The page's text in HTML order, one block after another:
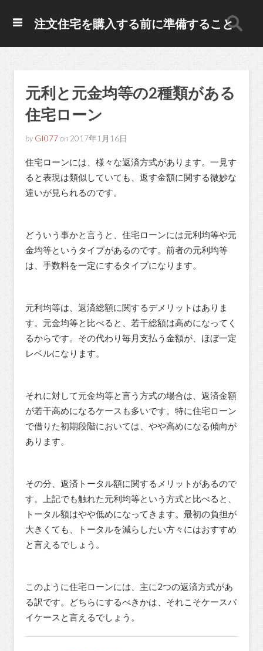
注文住宅を購入する前に準備すること
元利と元金均等の2種類がある
住宅ローン
by GI077on 2017年1月16日
住宅ローンには、様々な返済方式があります。一見す
ると表現は類似していても、返す金額に関する微妙な
違いが見られるのです。
どういう事かと言うと、住宅ローンには元利均等や元
金均等というタイプがあるのです。前者の元利均等
は、手数料を一定にするタイプになります。
元利均等は、返済総額に関するデメリットはありま
す。元金均等と比べると、若干総額は高めになってく
るからです。その代わり毎月支払う金額が、ほぼ一定
レベルになります。
それに対して元金均等と言う方式の場合は、返済金額
が若干高めになるケースも多いです。特に住宅ローン
で借りた初期段階においては、やや高めになる傾向が
あります。
その分、返済トータル額に関するメリットがあるので
す。上記でも触れた元利均等という方式と比べると、
トータル額はやや低めになってきます。最初の負担が
大きくても、トータルを減らしたい方々にはおすすめ
と言えるでしょう。
このように住宅ローンには、主に2つの返済方式があ
る訳です。どちらにするべきかは、それこそケースバ
イケースと言えるでしょう。